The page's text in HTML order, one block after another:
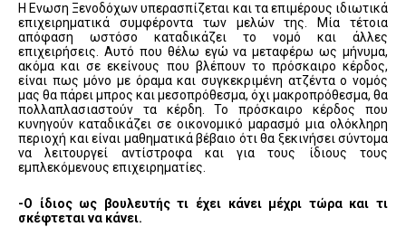
Η Ενωση Ξενοδόχων υπερασπίζεται και τα επιμέρους ιδιωτικά
επιχειρηματικά συμφέροντα των μελών της. Μία τέτοια
απόφαση ωστόσο καταδικάζει το νομό και άλλες
επιχειρήσεις. Αυτό που θέλω εγώ να μεταφέρω ως μήνυμα,
ακόμα και σε εκείνους που βλέπουν το πρόσκαιρο κέρδος,
είναι πως μόνο με όραμα και συγκεκριμένη ατζέντα ο νομός
μας θα πάρει μπρος και μεσοπρόθεσμα, όχι μακροπρόθεσμα, θα
πολλαπλασιαστούν τα κέρδη. Το πρόσκαιρο κέρδος που
κυνηγούν καταδικάζει σε οικονομικό μαρασμό μια ολόκληρη
περιοχή και είναι μαθηματικά βέβαιο ότι θα ξεκινήσει σύντομα
να λειτουργεί αντίστροφα και για τους ίδιους τους
εμπλεκόμενους επιχειρηματίες.
-Ο ίδιος ως βουλευτής τι έχει κάνει μέχρι τώρα και τι
σκέφτεται να κάνει.